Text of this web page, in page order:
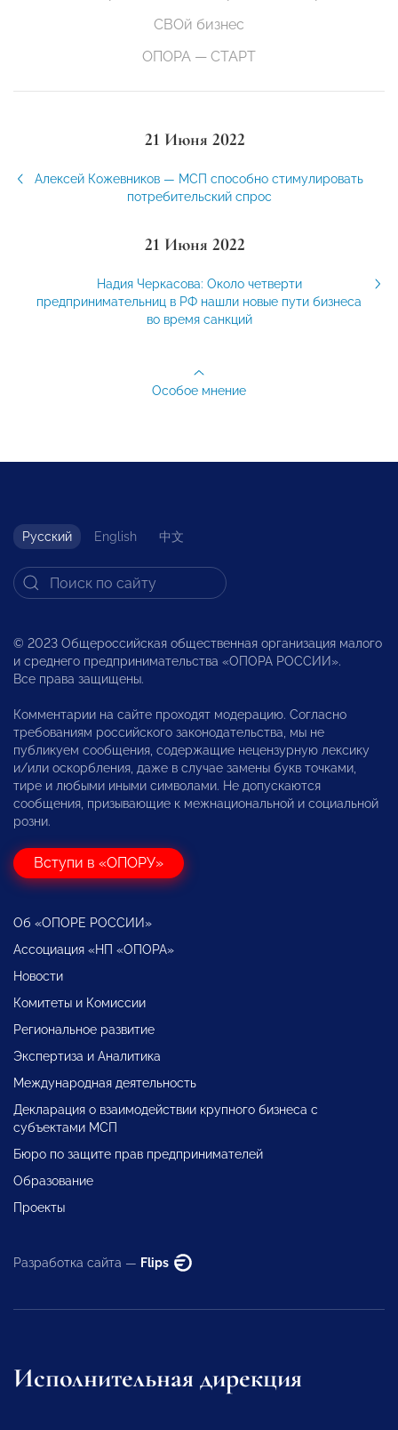
СВОй бизнес
ОПОРА — СТАРТ
21 Июня 2022
Алексей Кожевников — МСП способно стимулировать
потребительский спрос
21 Июня 2022
Надия Черкасова: Около четверти
предпринимательниц в РФ нашли новые пути бизнеса
во время санкций
Особое мнение
Русский English 中文
© 2023 Общероссийская общественная организация малого
и среднего предпринимательства «ОПОРА РОССИИ».
Все права защищены.
Комментарии на сайте проходят модерацию. Согласно
требованиям российского законодательства, мы не
публикуем сообщения, содержащие нецензурную лексику
и/или оскорбления, даже в случае замены букв точками,
тире и любыми иными символами. Не допускаются
сообщения, призывающие к межнациональной и социальной
розни.
Вступи в «ОПОРУ»
Об «ОПОРЕ РОССИИ»
Ассоциация «НП «ОПОРА»
Новости
Комитеты и Комиссии
Региональное развитие
Экспертиза и Аналитика
Международная деятельность
Декларация о взаимодействии крупного бизнеса с
субъектами МСП
Бюро по защите прав предпринимателей
Образование
Проекты
Разработка сайта — Flips
Исполнительная дирекция